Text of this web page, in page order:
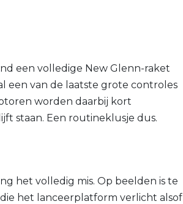
een volledige New Glenn-raket
een van de laatste grote controles
worden daarbij kort
staan. Een routineklusje dus.
het volledig mis. Op beelden is te
het lanceerplatform verlicht alsof